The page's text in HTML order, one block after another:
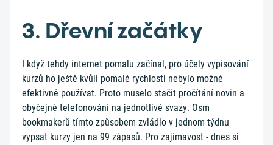
3. Dřevní začátky
I když tehdy internet pomalu začínal, pro účely vypisování
kurzů ho ještě kvůli pomalé rychlosti nebylo možné
efektivně používat. Proto muselo stačit pročítání novin a
obyčejné telefonování na jednotlivé svazy. Osm
bookmakerů tímto způsobem zvládlo v jednom týdnu
vypsat kurzy jen na 99 zápasů. Pro zajímavost - dnes si